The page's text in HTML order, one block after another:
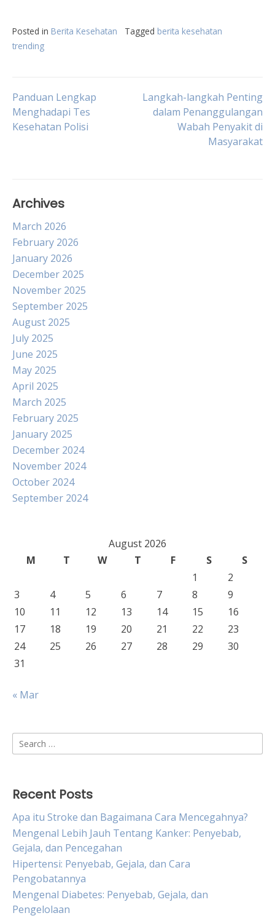
Posted in Berita Kesehatan Tagged berita kesehatan
trending
Post
navigation
Panduan Lengkap
Menghadapi Tes
Kesehatan Polisi
Langkah-langkah Penting
dalam Penanggulangan
Wabah Penyakit di
Masyarakat
Archives
March 2026
February 2026
January 2026
December 2025
November 2025
September 2025
August 2025
July 2025
June 2025
May 2025
April 2025
March 2025
February 2025
January 2025
December 2024
November 2024
October 2024
September 2024
August 2026
M
T W T F S
S
1
2
3
4 5 6 7 8
9
10
11 12 13 14 15
16
17
18 19 20 21 22
23
24
25 26 27 28 29
30
31
« Mar
Search
for:
Recent Posts
Apa itu Stroke dan Bagaimana Cara Mencegahnya?
Mengenal Lebih Jauh Tentang Kanker: Penyebab,
Gejala, dan Pencegahan
Hipertensi: Penyebab, Gejala, dan Cara
Pengobatannya
Mengenal Diabetes: Penyebab, Gejala, dan
Pengelolaan